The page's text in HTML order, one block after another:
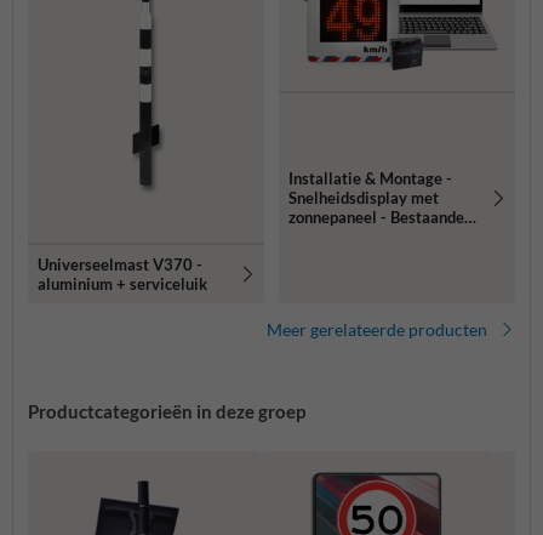
Universeelmast V370 -
aluminium + serviceluik
Installatie & Montage -
Snelheidsdisplay met
zonnepaneel - Bestaande
Meer gerelateerde producten
Productcategorieën in deze groep